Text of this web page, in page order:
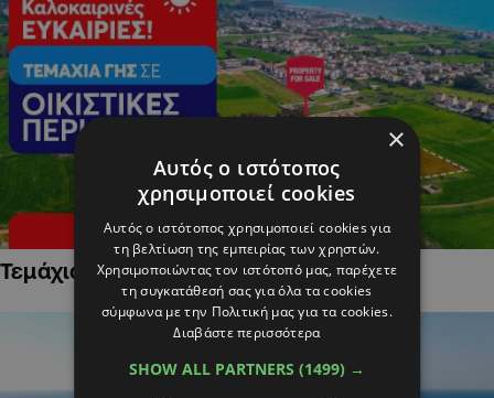
Τεμάχια Γης σε Οικιστικές Περιοχές
×
Αυτός ο ιστότοπος
χρησιμοποιεί cookies
Αυτός ο ιστότοπος χρησιμοποιεί cookies για
τη βελτίωση της εμπειρίας των χρηστών.
Χρησιμοποιώντας τον ιστότοπό μας, παρέχετε
τη συγκατάθεσή σας για όλα τα cookies
σύμφωνα με την Πολιτική μας για τα cookies.
Διαβάστε περισσότερα
SHOW ALL PARTNERS (1499) →